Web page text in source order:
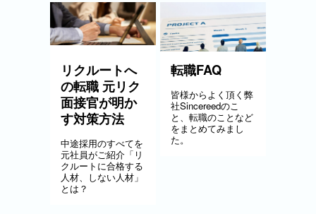
リクルートへ
の転職 元リク
面接官が明か
す対策方法
中途採用のすべてを
元社員がご紹介「リ
クルートに合格する
人材、しない人材」
とは？
転職FAQ
皆様からよく頂く弊
社Sincereedのこ
と、転職のことなど
をまとめてみまし
た。